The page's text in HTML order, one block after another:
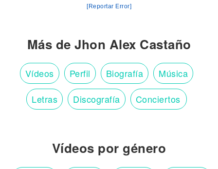
[Reportar Error]
Más de Jhon Alex Castaño
Vídeos Perfil Biografía Música
Letras Discografía Conciertos
Vídeos por género